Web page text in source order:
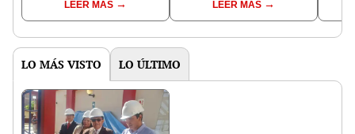
conmueve en
Lambayeque
LEER MÁS LEER MÁS
LO MÁS VISTO LO ÚLTIMO